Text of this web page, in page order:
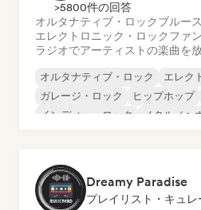
>5800件の回答
オルタナティブ・ロックブルース
エレクトロニック・ロックファ
ラジオでアーティストの楽曲を
オルタナティブ・ロック エレク
ガレージ・ロック
ヒップホップ
インディー・ロック
メタル／ヘ
Dreamy Paradise
プレイリスト・キュレ